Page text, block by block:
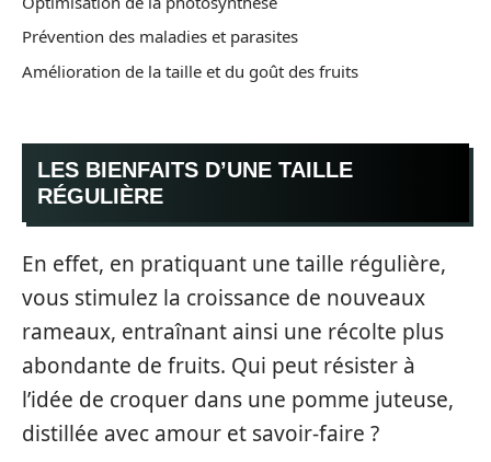
Prévention des maladies et parasites
Amélioration de la taille et du goût des fruits
LES BIENFAITS D’UNE TAILLE
RÉGULIÈRE
En effet, en pratiquant une taille régulière,
vous stimulez la croissance de nouveaux
rameaux, entraînant ainsi une récolte plus
abondante de fruits. Qui peut résister à
l’idée de croquer dans une pomme juteuse,
distillée avec amour et savoir-faire ?